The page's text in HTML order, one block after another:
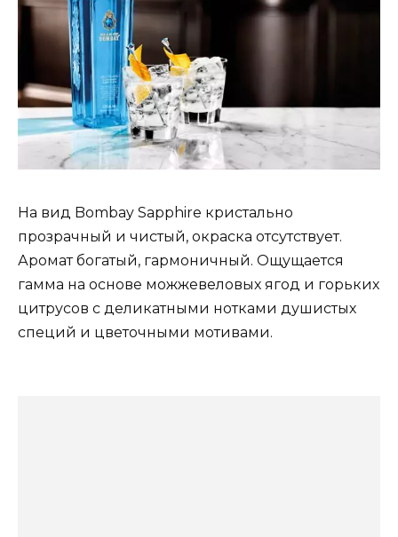
На вид Bombay Sapphire кристально
прозрачный и чистый, окраска отсутствует.
Аромат богатый, гармоничный. Ощущается
гамма на основе можжевеловых ягод и горьких
цитрусов с деликатными нотками душистых
специй и цветочными мотивами.